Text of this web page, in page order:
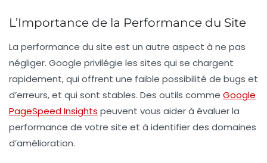
L’Importance de la Performance du Site
La performance du site est un autre aspect à ne pas
négliger. Google privilégie les sites qui se chargent
rapidement, qui offrent une faible possibilité de bugs et
d’erreurs, et qui sont stables. Des outils comme Google
PageSpeed Insights peuvent vous aider à évaluer la
performance de votre site et à identifier des domaines
d’amélioration.